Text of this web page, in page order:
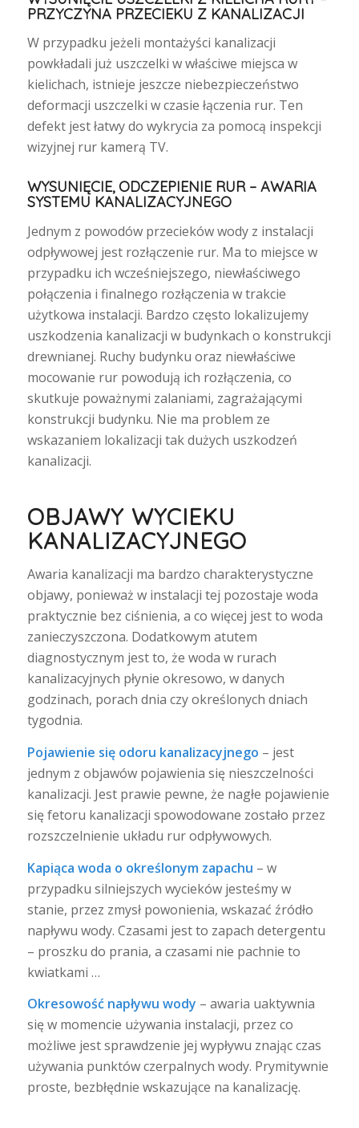
PRZYCZYNA PRZECIEKU Z KANALIZACJI
W przypadku jeżeli montażyści kanalizacji
powkładali już uszczelki w właściwe miejsca w
kielichach, istnieje jeszcze niebezpieczeństwo
deformacji uszczelki w czasie łączenia rur. Ten
defekt jest łatwy do wykrycia za pomocą inspekcji
wizyjnej rur kamerą TV.
WYSUNIĘCIE, ODCZEPIENIE RUR – AWARIA
SYSTEMU KANALIZACYJNEGO
Jednym z powodów przecieków wody z instalacji
odpływowej jest rozłączenie rur. Ma to miejsce w
przypadku ich wcześniejszego, niewłaściwego
połączenia i finalnego rozłączenia w trakcie
użytkowa instalacji. Bardzo często lokalizujemy
uszkodzenia kanalizacji w budynkach o konstrukcji
drewnianej. Ruchy budynku oraz niewłaściwe
mocowanie rur powodują ich rozłączenia, co
skutkuje poważnymi zalaniami, zagrażającymi
konstrukcji budynku. Nie ma problem ze
wskazaniem lokalizacji tak dużych uszkodzeń
kanalizacji.
OBJAWY WYCIEKU
KANALIZACYJNEGO
Awaria kanalizacji ma bardzo charakterystyczne
objawy, ponieważ w instalacji tej pozostaje woda
praktycznie bez ciśnienia, a co więcej jest to woda
zanieczyszczona. Dodatkowym atutem
diagnostycznym jest to, że woda w rurach
kanalizacyjnych płynie okresowo, w danych
godzinach, porach dnia czy określonych dniach
tygodnia.
Pojawienie się odoru kanalizacyjnego – jest
jednym z objawów pojawienia się nieszczelności
kanalizacji. Jest prawie pewne, że nagłe pojawienie
się fetoru kanalizacji spowodowane zostało przez
rozszczelnienie układu rur odpływowych.
Kapiąca woda o określonym zapachu – w
przypadku silniejszych wycieków jesteśmy w
stanie, przez zmysł powonienia, wskazać źródło
napływu wody. Czasami jest to zapach detergentu
– proszku do prania, a czasami nie pachnie to
kwiatkami …
Okresowość napływu wody – awaria uaktywnia
się w momencie używania instalacji, przez co
możliwe jest sprawdzenie jej wypływu znając czas
używania punktów czerpalnych wody. Prymitywnie
proste, bezbłędnie wskazujące na kanalizację.